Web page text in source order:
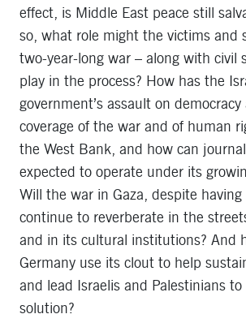
effect, is Middle East peace still
so, what role might the victims and
two-year-long war – along with civil
play in the process? How has the
government’s assault on democracy
coverage of the war and of human
the West Bank, and how can
expected to operate under its
Will the war in Gaza, despite having
continue to reverberate in the
and in its cultural institutions? And
Germany use its clout to help
and lead Israelis and Palestinians
solution?